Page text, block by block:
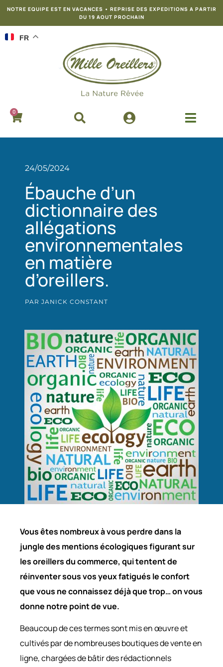
NOTRE EQUIPE EST EN VACANCES • REPRISE DES EXPEDITIONS A PARTIR
DU 19 AOUT PROCHAIN
FR
0
24/05/2024
Ébauche d’un
dictionnaire des
allégations
environnementales
en matière
d’oreillers.
PAR JANICK CONSTANT
Vous êtes nombreux à vous perdre dans la
jungle des mentions écologiques figurant sur
les oreillers du commerce, qui tentent de
réinventer sous vos yeux fatigués le confort
que vous ne connaissez déjà que trop… on vous
donne notre point de vue.
Beaucoup de ces termes sont mis en œuvre et
cultivés par de nombreuses boutiques de vente en
ligne, chargées de bâtir des rédactionnels